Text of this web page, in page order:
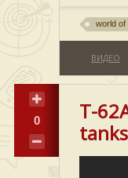
world of
ВИДЕО
0
Т-